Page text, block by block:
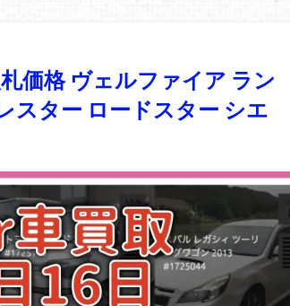
価格 ヴェルファイア ラン
スター ロードスター シエ